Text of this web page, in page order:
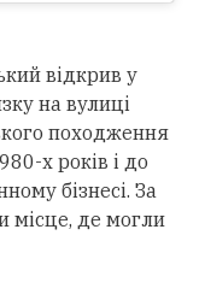
відкрив у
на вулиці
походження
х років і до
бізнесі. За
місце, де могли